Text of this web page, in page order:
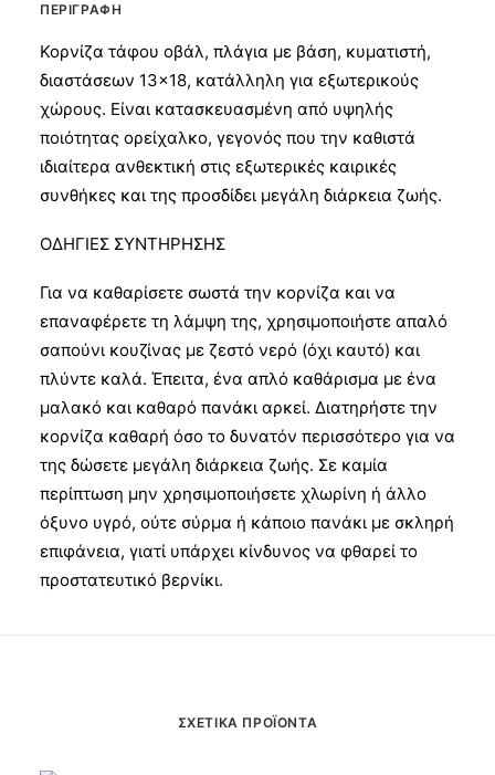
ΠΕΡΙΓΡΑΦΉ
Κορνίζα τάφου οβάλ, πλάγια με βάση, κυματιστή,
διαστάσεων 13×18, κατάλληλη για εξωτερικούς
χώρους. Είναι κατασκευασμένη από υψηλής
ποιότητας ορείχαλκο, γεγονός που την καθιστά
ιδιαίτερα ανθεκτική στις εξωτερικές καιρικές
συνθήκες και της προσδίδει μεγάλη διάρκεια ζωής.
ΟΔΗΓΙΕΣ ΣΥΝΤΗΡΗΣΗΣ
Για να καθαρίσετε σωστά την κορνίζα και να
επαναφέρετε τη λάμψη της, χρησιμοποιήστε απαλό
σαπούνι κουζίνας με ζεστό νερό (όχι καυτό) και
πλύντε καλά. Έπειτα, ένα απλό καθάρισμα με ένα
μαλακό και καθαρό πανάκι αρκεί. Διατηρήστε την
κορνίζα καθαρή όσο το δυνατόν περισσότερο για να
της δώσετε μεγάλη διάρκεια ζωής. Σε καμία
περίπτωση μην χρησιμοποιήσετε χλωρίνη ή άλλο
όξυνο υγρό, ούτε σύρμα ή κάποιο πανάκι με σκληρή
επιφάνεια, γιατί υπάρχει κίνδυνος να φθαρεί το
προστατευτικό βερνίκι.
ΣΧΕΤΙΚΆ ΠΡΟΪΌΝΤΑ